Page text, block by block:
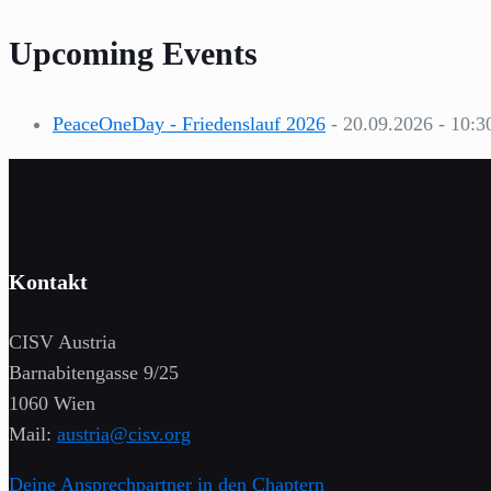
Upcoming Events
PeaceOneDay - Friedenslauf 2026 - 20.09.2026 -
Kontakt
CISV Austria
Barnabitengasse 9/25
1060 Wien
Mail: austria@cisv.org
Deine Ansprechpartner in den Chaptern